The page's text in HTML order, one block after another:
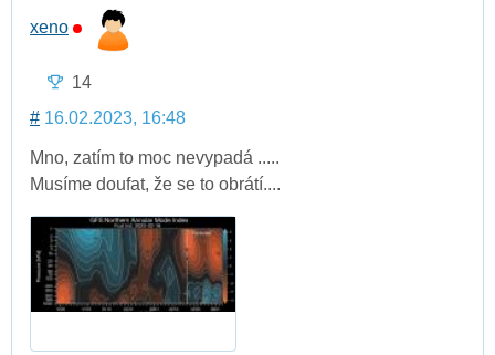
xeno
14
# 16.02.2023, 16:48
Mno, zatím to moc nevypadá .....
Musíme doufat, že se to obrátí....